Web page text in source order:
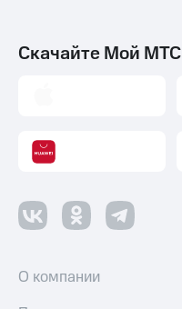
Скачайте Мой МТС
О компании